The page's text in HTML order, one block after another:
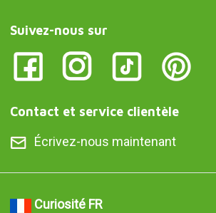
Suivez-nous sur
Contact et service clientèle
Écrivez-nous maintenant
Curiosité FR